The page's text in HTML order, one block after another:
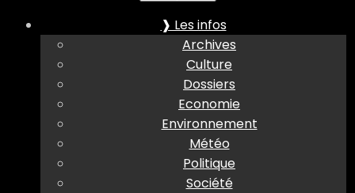
❱ Les infos
Archives
Culture
Dossiers
Economie
Environnement
Météo
Politique
Société